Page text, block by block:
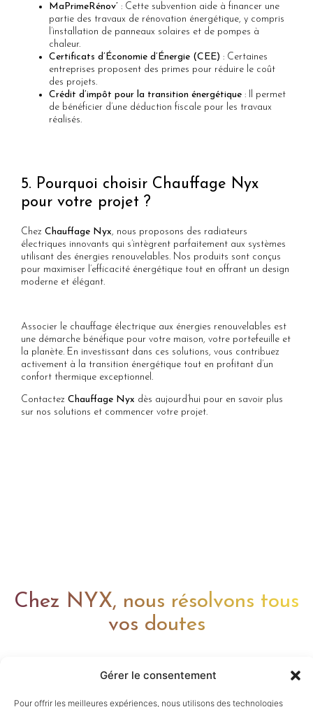
Gérer le consentement
Pour offrir les meilleures expériences, nous utilisons des technologies
MaPrimeRénov’ : Cette subvention aide à financer une
partie des travaux de rénovation énergétique, y compris
l’installation de panneaux solaires et de pompes à
chaleur.
Certificats d’Économie d’Énergie (CEE) : Certaines
entreprises proposent des primes pour réduire le coût
des projets.
Crédit d’impôt pour la transition énergétique : Il permet
de bénéficier d’une déduction fiscale pour les travaux
réalisés.
5. Pourquoi choisir Chauffage Nyx
pour votre projet ?
Chez Chauffage Nyx, nous proposons des radiateurs
électriques innovants qui s’intègrent parfaitement aux systèmes
utilisant des énergies renouvelables. Nos produits sont conçus
pour maximiser l’efficacité énergétique tout en offrant un design
moderne et élégant.
Associer le chauffage électrique aux énergies renouvelables est
une démarche bénéfique pour votre maison, votre portefeuille et
la planète. En investissant dans ces solutions, vous contribuez
activement à la transition énergétique tout en profitant d’un
confort thermique exceptionnel.
Contactez Chauffage Nyx dès aujourd’hui pour en savoir plus
sur nos solutions et commencer votre projet.
Chez NYX, nous résolvons tous
vos doutes